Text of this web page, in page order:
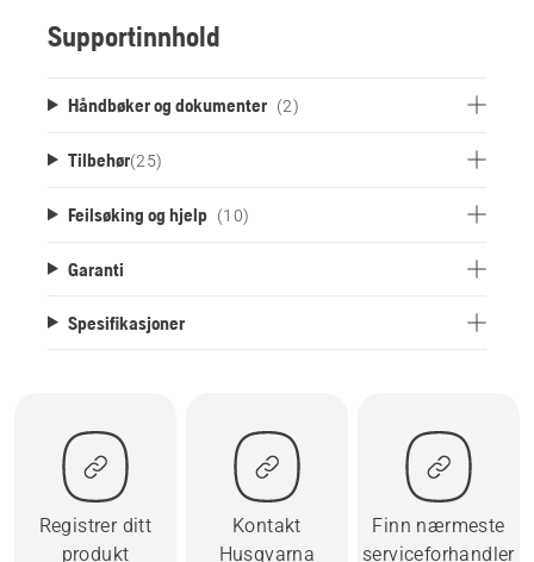
Supportinnhold
Håndbøker og dokumenter (2)
Tilbehør(25)
Feilsøking og hjelp (10)
Garanti
Spesifikasjoner
Registrer ditt
produkt
Kontakt
Husqvarna
Finn nærmeste
serviceforhandler